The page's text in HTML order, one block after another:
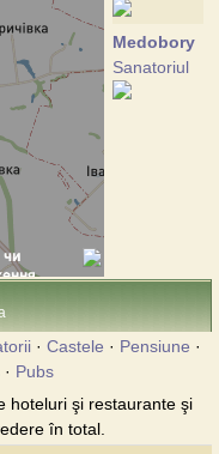
Medobory
Sanatoriul
· Castele · Pensiune ·
· Pubs
hoteluri şi restaurante şi
în total.